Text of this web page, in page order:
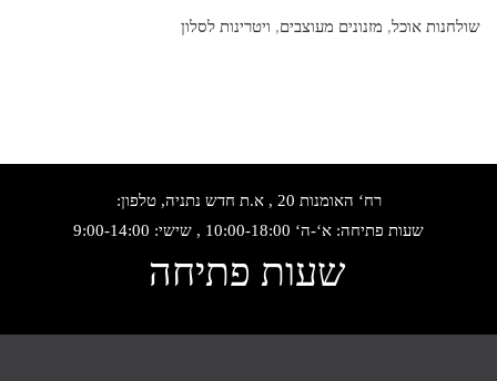
שולחנות אוכל, מזנונים מעוצבים, ויטרינות לסלון
רח‘ האומנות 20 , א.ת חדש נתניה, טלפון:
שעות פתיחה: א‘-ה‘ 10:00-18:00 , שישי: 9:00-14:00
שעות פתיחה